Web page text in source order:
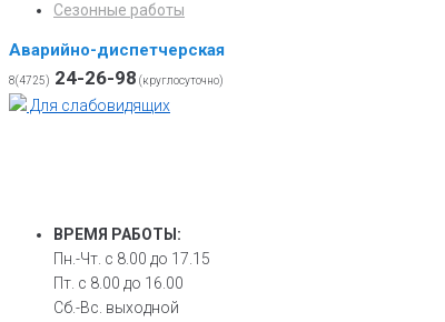
Сезонные работы
Аварийно-диспетчерская
8(4725) 24-26-98 (круглосуточно)
Для слабовидящих
ВРЕМЯ РАБОТЫ:
Пн.-Чт. с 8.00 до 17.15
Пт. с 8.00 до 16.00
Сб.-Вс. выходной